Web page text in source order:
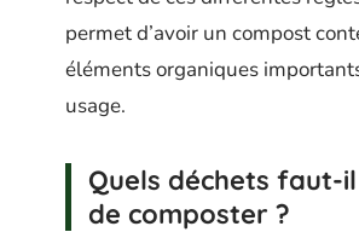
permet d’avoir un compost
éléments organiques
usage.
Quels déchets faut-
de composter ?